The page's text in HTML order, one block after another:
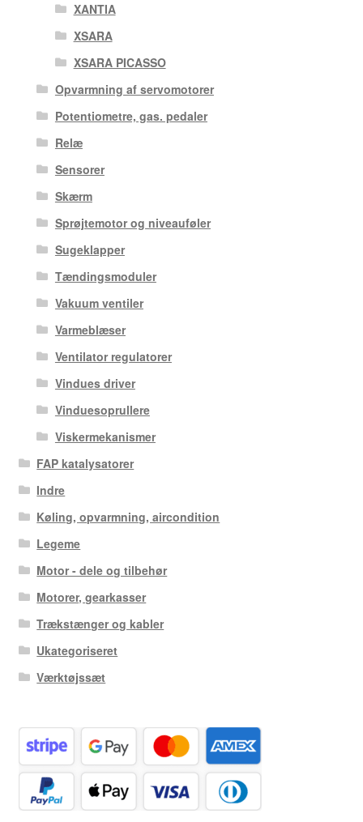
XANTIA
XSARA
XSARA PICASSO
Opvarmning af servomotorer
Potentiometre, gas. pedaler
Relæ
Sensorer
Skærm
Sprøjtemotor og niveauføler
Sugeklapper
Tændingsmoduler
Vakuum ventiler
Varmeblæser
Ventilator regulatorer
Vindues driver
Vinduesoprullere
Viskermekanismer
FAP katalysatorer
Indre
Køling, opvarmning, aircondition
Legeme
Motor - dele og tilbehør
Motorer, gearkasser
Trækstænger og kabler
Ukategoriseret
Værktøjssæt